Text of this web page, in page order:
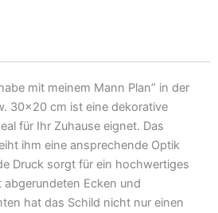
mit meinem Mann Plan” in der
30×20 cm ist eine dekorative
für Ihr Zuhause eignet. Das
ihm eine ansprechende Optik
Druck sorgt für ein hochwertiges
Ecken und
hat das Schild nicht nur einen